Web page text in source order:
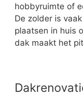
hobbyruimte of
De zolder is
plaatsen in huis
dak maakt het